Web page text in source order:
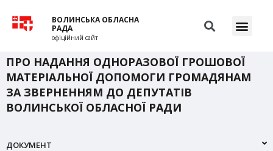
ВОЛИНСЬКА ОБЛАСНА
РАДА
офіційний сайт
ПРО НАДАННЯ ОДНОРАЗОВОЇ ГРОШОВОЇ
МАТЕРІАЛЬНОЇ ДОПОМОГИ ГРОМАДЯНАМ
ЗА ЗВЕРНЕННЯМ ДО ДЕПУТАТІВ
ВОЛИНСЬКОЇ ОБЛАСНОЇ РАДИ
ДОКУМЕНТ